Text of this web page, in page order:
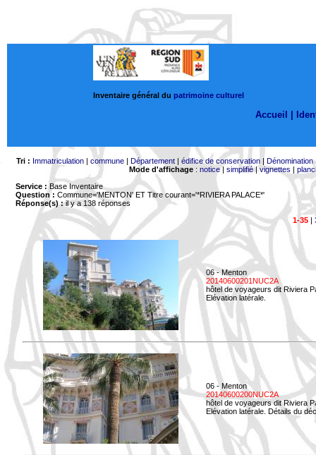
Inventaire général du patrimoine culturel
Accueil |
Tri : Immatriculation| commune| Département| édifice de conservation| Dénomination
Mode d'affichage: notice| simplifié|vignettes |
Service : Base Inventaire
Question : Commune='MENTON' ET Titre courant='*RIVIERA PALACE*'
Réponse(s) :il y a 138 réponses
1-35|
06 - Menton
20140600201NUC2A
hôtel de voyageurs dit Riviera
Elévation latérale.
06 - Menton
20140600200NUC2A
hôtel de voyageurs dit Riviera
Elévation latérale. Détails du